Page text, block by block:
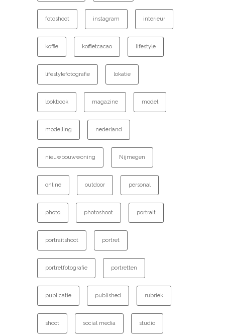
fotoshoot instagram interieur
koffie koffietcacao lifestyle
lifestylefotografie lokatie
lookbook magazine model
modelling nederland
nieuwbouwwoning Nijmegen
online outdoor personal
photo photoshoot portrait
portraitshoot portret
portretfotografie portretten
publicatie published rubriek
shoot social media studio